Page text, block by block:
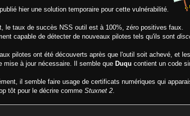
hier une solution temporaire pour cette vulnérabilité.
le taux de succès NSS outil est à 100%, zéro positives faux.
capable de détecter de nouveaux pilotes tels qu'ils sont
pilotes ont été découverts après que l'outil soit achevé, et
mise à jour nécessaire. Il semble que Duqu contient un code
il semble faire usage de certificats numériques qui
tôt pour le décrire comme Stuxnet 2.